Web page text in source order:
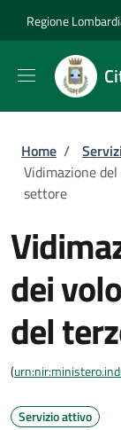
Regione
Briciole
Home / Servizi
Vidimazione
settore
dei
del
(
Servizio attivo